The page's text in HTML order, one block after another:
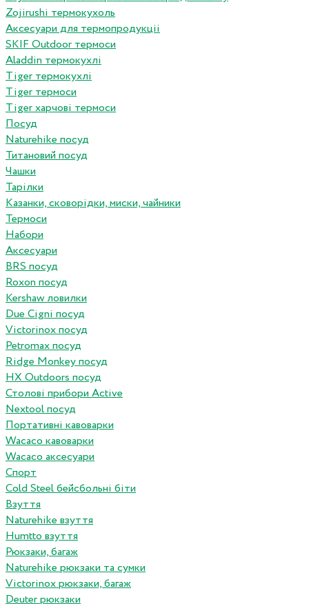
Zojirushi термокухоль
Аксесуари для термопродукціі
SKIF Outdoor термоси
Aladdin термокухлі
Tiger термокухлі
Tiger термоси
Tiger харчові термоси
Посуд
Naturehike посуд
Титановий посуд
Чашки
Тарілки
Казанки, сковорідки, миски, чайники
Термоси
Набори
Аксесуари
BRS посуд
Roxon посуд
Kershaw ловилки
Due Cigni посуд
Victorinox посуд
Petromax посуд
Ridge Monkey посуд
HX Outdoors посуд
Столові прибори Active
Nextool посуд
Портативні кавоварки
Wacaco кавоварки
Wacaco аксесуари
Спорт
Cold Steel бейсбольні біти
Взуття
Naturehike взуття
Humtto взуття
Рюкзаки, багаж
Naturehike рюкзаки та сумки
Victorinox рюкзаки, багаж
Deuter рюкзаки